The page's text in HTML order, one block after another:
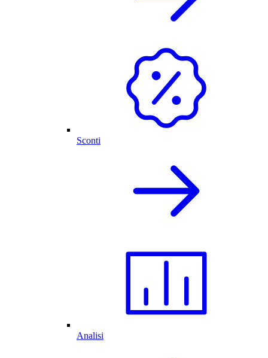
Sconti
Analisi